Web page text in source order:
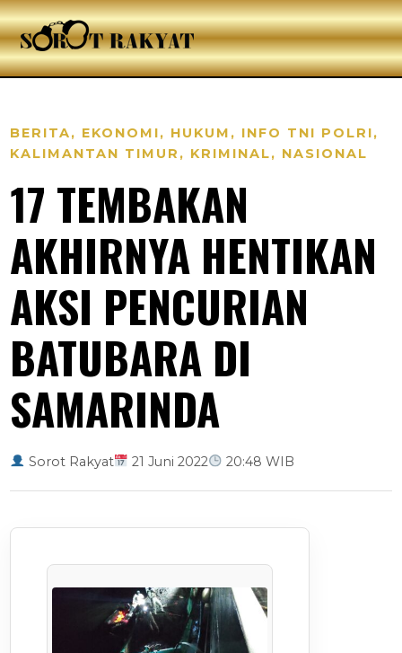
BERITA, EKONOMI, HUKUM , INFO TNI POLRI,
KALIMANTAN TIMUR , KRIMINAL, NASIONAL
17 TEMBAKAN
AKHIRNYA HENTIKAN
AKSI PENCURIAN
BATUBARA DI
SAMARINDA
Sorot Rakyat 21 Juni 2022 20:48 WIB